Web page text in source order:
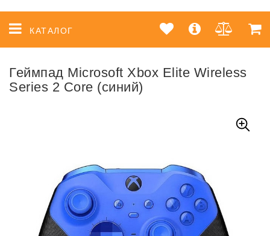
КАТАЛОГ
Геймпад Microsoft Xbox Elite Wireless
Series 2 Core (синий)